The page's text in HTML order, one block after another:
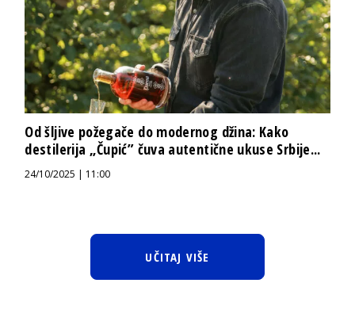
Od šljive požegače do modernog džina: Kako
destilerija „Čupić” čuva autentične ukuse Srbije...
24/10/2025 | 11:00
UČITAJ VIŠE